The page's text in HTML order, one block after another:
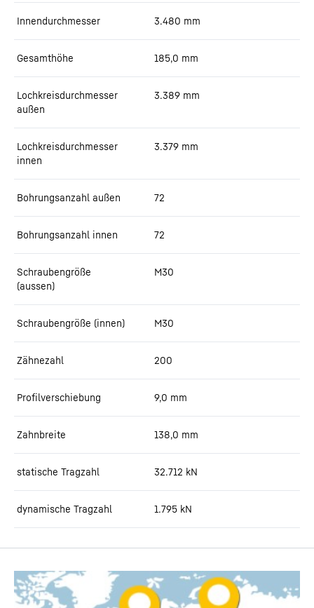
Innendurchmesser 3.480 mm
Gesamthöhe 185,0 mm
Lochkreisdurchmesser
außen
3.389 mm
Lochkreisdurchmesser
innen
3.379 mm
Bohrungsanzahl außen 72
Bohrungsanzahl innen 72
Schraubengröße
(aussen)
M30
Schraubengröße (innen) M30
Zähnezahl 200
Profilverschiebung 9,0 mm
Zahnbreite 138,0 mm
statische Tragzahl 32.712 kN
dynamische Tragzahl 1.795 kN